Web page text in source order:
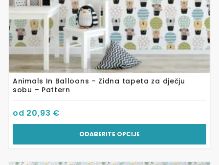
Animals In Balloons – Zidna tapeta za dječju
sobu – Pattern
od 20,93 €
ODABERITE OPCIJE